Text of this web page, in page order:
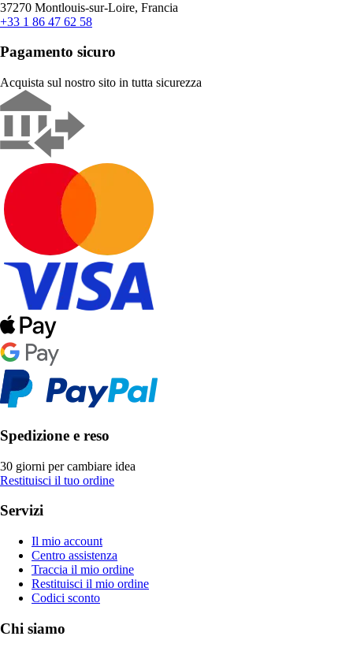
37270 Montlouis-sur-Loire, Francia
+33 1 86 47 62 58
Pagamento sicuro
Acquista sul nostro sito in tutta sicurezza
Spedizione e reso
30 giorni per cambiare idea
Restituisci il tuo ordine
Servizi
Il mio account
Centro assistenza
Traccia il mio ordine
Restituisci il mio ordine
Codici sconto
Chi siamo